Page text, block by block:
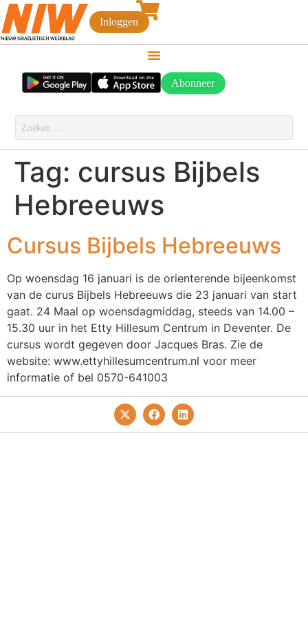
Inloggen
Abonneer
Tag: cursus Bijbels
Hebreeuws
Cursus Bijbels Hebreeuws
Op woensdag 16 januari is de orienterende bijeenkomst
van de curus Bijbels Hebreeuws die 23 januari van start
gaat. 24 Maal op woensdagmiddag, steeds van 14.00 –
15.30 uur in het Etty Hillesum Centrum in Deventer. De
cursus wordt gegeven door Jacques Bras. Zie de
website: www.ettyhillesumcentrum.nl voor meer
informatie of bel 0570-641003